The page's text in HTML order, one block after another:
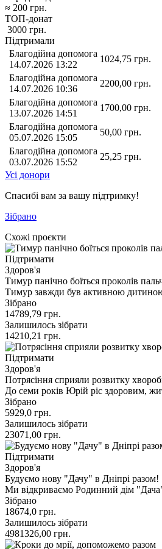
≈ 200 грн.
ТОП-донат
3000 грн.
Підтримали
Благодійна допомога
14.07.2026 13:22
1024,75 грн.
Благодійна допомога
14.07.2026 10:36
2200,00 грн.
Благодійна допомога
13.07.2026 14:51
1700,00 грн.
Благодійна допомога
05.07.2026 15:05
50,00 грн.
Благодійна допомога
03.07.2026 15:52
25,25 грн.
Усі донори
Спасибі вам за вашу підтримку!
Зібрано
Схожі проєкти
Підтримати
Здоров'я
Тимур панічно боїться проколів
Тимур завжди був активною
Зібрано
14789,79 грн.
Залишилось зібрати
14210,21 грн.
Підтримати
Здоров'я
Потрясіння сприяли розвитку
До семи років Юрій ріс здоровим,
Зібрано
5929,0 грн.
Залишилось зібрати
23071,00 грн.
Підтримати
Здоров'я
Будуємо нову "Дачу" в Дніпрі разом!
Ми відкриваємо Родинний дім
Зібрано
18674,0 грн.
Залишилось зібрати
4981326,00 грн.